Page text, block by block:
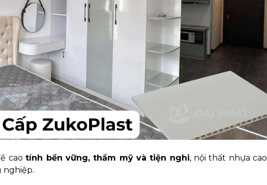
caotính bền vững, thẩm mỹ và tiện nghi, nội thất nhựa cao
nghiệp.